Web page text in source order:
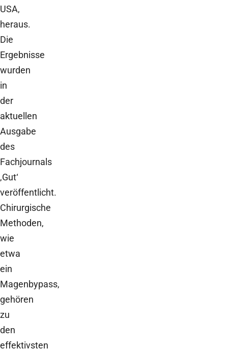
USA,
heraus.
Die
Ergebnisse
wurden
in
der
aktuellen
Ausgabe
des
Fachjournals
‚Gut‘
veröffentlicht.
Chirurgische
Methoden,
wie
etwa
ein
Magenbypass,
gehören
zu
den
effektivsten